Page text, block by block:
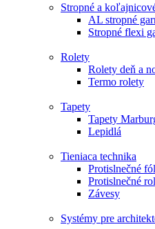
Stropné a
AL stropné
Stropné flexi
Rolety
Rolety deň a
Termo rolety
Tapety
Tapety
Lepidlá
Tieniaca technika
Protislnečné
Protislnečné
Závesy
Systémy pre